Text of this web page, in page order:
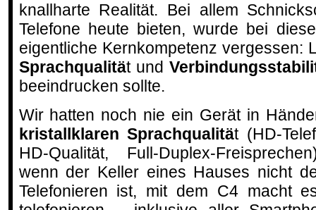
knallharte Realität. Bei allem
Telefone heute bieten, wurde bei
eigentliche Kernkompetenz vergessen:
Sprachqualität und
beeindrucken sollte.
Wir hatten noch nie ein Gerät in
kristallklaren Sprachqualität (HD-
HD-Qualität, Full-Duplex-
wenn der Keller eines Hauses nicht
Telefonieren ist, mit dem C4 macht